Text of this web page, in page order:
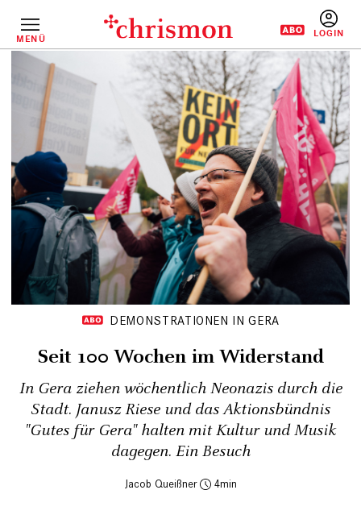
InhaltMENÜ
DEMONSTRATIONEN IN GERA
Seit 100 Wochen im Widerstand
In Gera ziehen wöchentlich Neonazis durch die
Stadt. Janusz Riese und das Aktionsbündnis
"Gutes für Gera" halten mit Kultur und Musik
dagegen. Ein Besuch
Jacob Queißner 4